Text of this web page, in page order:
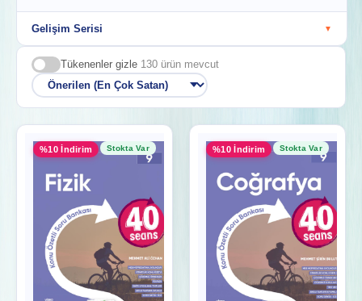
Gelişim Serisi ▼
Tükenenler gizle 130 ürün mevcut
%10 İndirim Stokta Var %10 İndirim Stokta Var